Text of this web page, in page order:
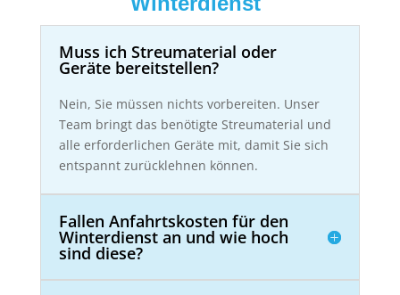
Muss ich Streumaterial oder
Geräte bereitstellen?
Nein, Sie müssen nichts vorbereiten. Unser
Team bringt das benötigte Streumaterial und
alle erforderlichen Geräte mit, damit Sie sich
entspannt zurücklehnen können.
Fallen Anfahrtskosten für den
Winterdienst an und wie hoch
sind diese?